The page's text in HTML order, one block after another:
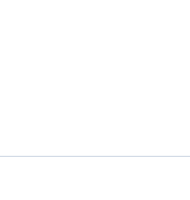
ッ